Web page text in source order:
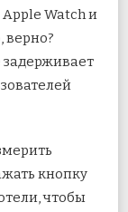
Watch и
верно?
задерживает
кнопку
чтобы